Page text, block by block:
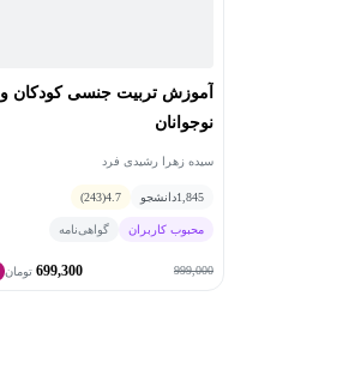
آموزش تربیت جنسی کودکان و
نوجوانان
سیده زهرا رشیدی فرد
1,845دانشجو 4.7
(243)
محبوب کاربران گواهی‌نامه
999,000
699,300 تومان